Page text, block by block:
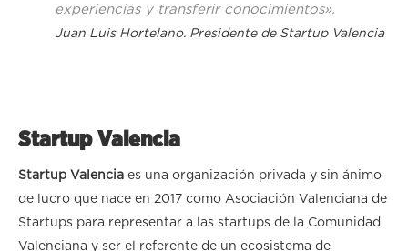
experiencias y transferir conocimientos».
Juan Luis Hortelano. Presidente de Startup Valencia
Startup Valencia
Startup Valencia es una organización privada y sin ánimo
de lucro que nace en 2017 como Asociación Valenciana de
Startups para representar a las startups de la Comunidad
Valenciana y ser el referente de un ecosistema de